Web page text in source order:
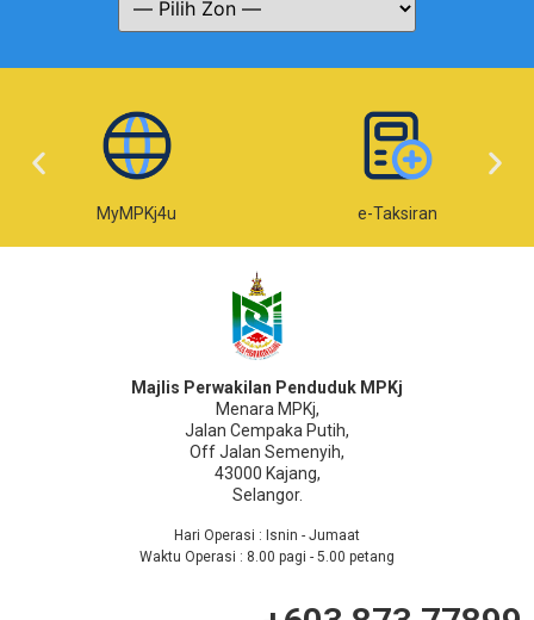
MyMPKj4u e-Taksiran
Majlis Perwakilan Penduduk MPKj
Menara MPKj,
Jalan Cempaka Putih,
Off Jalan Semenyih,
43000 Kajang,
Selangor.
Hari Operasi : Isnin - Jumaat
Waktu Operasi : 8.00 pagi - 5.00 petang